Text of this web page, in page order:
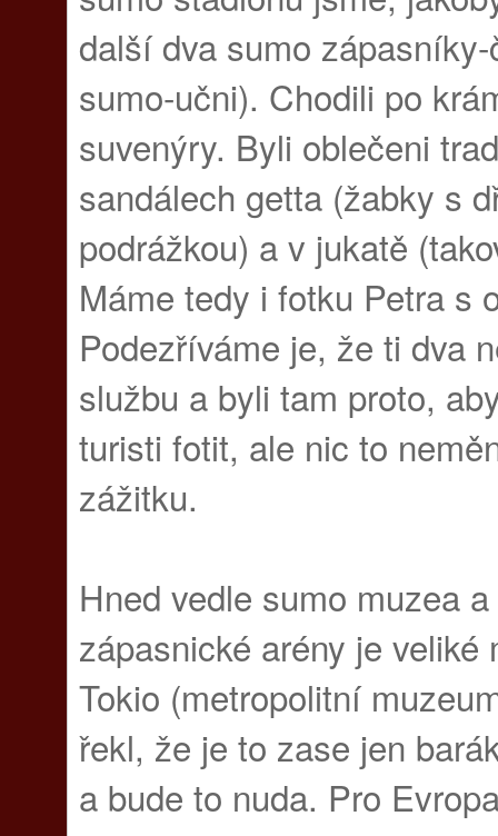
další dva sumo
sumo-učni). Chodili po
suvenýry. Byli oblečeni
sandálech getta (žabky s
podrážkou) a v jukatě
Máme tedy i fotku Petra s
Podezříváme je, že ti dva
službu a byli tam proto,
turisti fotit, ale nic to
zážitku.
Hned vedle sumo muzea
zápasnické arény je veliké
Tokio (metropolitní
řekl, že je to zase jen
a bude to nuda. Pro